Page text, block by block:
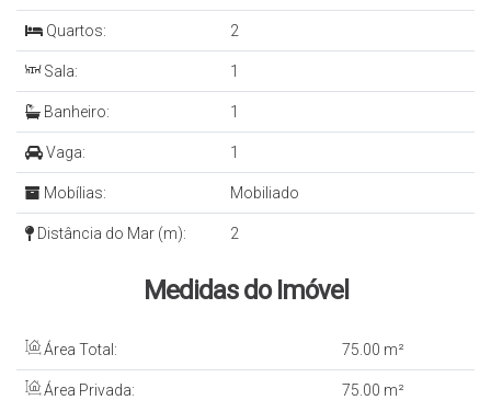
Quartos: 2
Sala: 1
Banheiro: 1
Vaga: 1
Mobílias: Mobiliado
Distância do Mar (m): 2
Medidas do Imóvel
Área Total: 75 .00 m²
Área Privada: 75 .00 m²